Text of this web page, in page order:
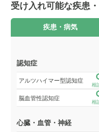
受け入れ可能な疾患
疾患・病気
認知症
アルツハイマー型認知症
相
脳血管性認知症
相
心臓・血管・神経